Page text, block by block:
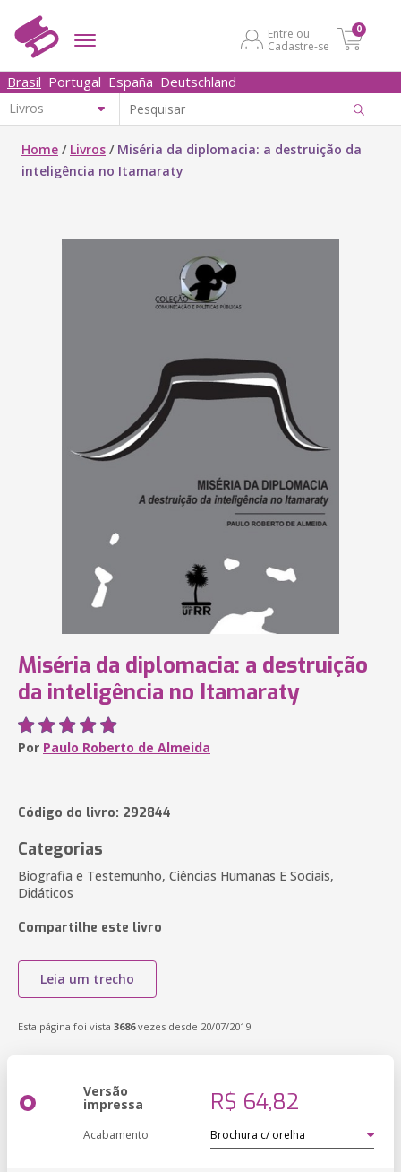
Entre ou
Cadastre-se
0
Brasil Portugal España Deutschland
Home / Livros / Miséria da diplomacia: a destruição da
inteligência no Itamaraty
Miséria da diplomacia: a destruição
da inteligência no Itamaraty
Por Paulo Roberto de Almeida
Código do livro: 292844
Categorias
Biografia e Testemunho, Ciências Humanas E Sociais,
Didáticos
Compartilhe este livro
Leia um trecho
Esta página foi vista 3686vezes desde 20/07/2019
Versão
impressa R$ 64,82
Acabamento